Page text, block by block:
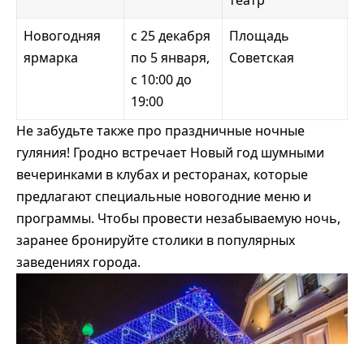
Новогодняя
ярмарка
с 25 декабря
по 5 января,
с 10:00 до
19:00
Площадь
Советская
Не забудьте также про праздничные ночные
гуляния! Гродно встречает Новый год шумными
вечеринками в клубах и ресторанах, которые
предлагают специальные новогодние меню и
программы. Чтобы провести незабываемую ночь,
заранее бронируйте столики в популярных
заведениях города.